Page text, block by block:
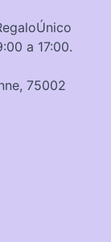
a 17:00.
75002